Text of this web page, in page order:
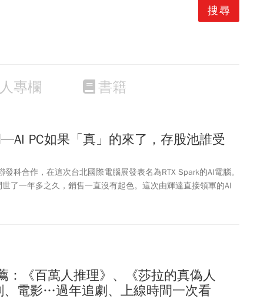
專欄 書籍
PC如果「真」的來了，存股池誰受
科合作，在這次台北國際電腦展發表名為RTX Spark的AI電腦。
了一年多之久，銷售一直沒有起色。這次由輝達直接領軍的AI
寫PC的定義嗎？AI PC如果「真」的來了，存股池中那些公司將
：《百萬人推理》、《莎拉的真偽人
、電影…過年追劇、上線時間一次看